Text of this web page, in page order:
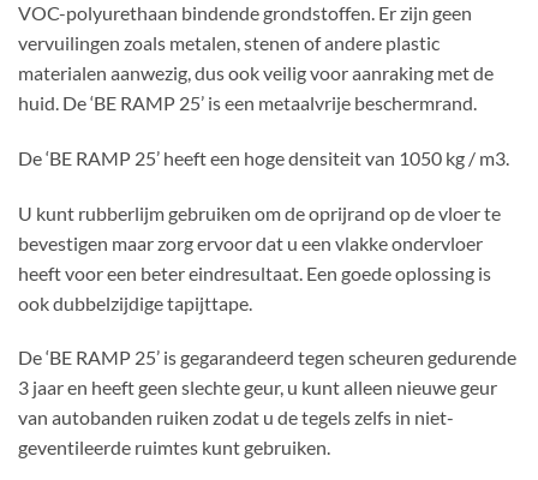
VOC-polyurethaan bindende grondstoffen. Er zijn geen
vervuilingen zoals metalen, stenen of andere plastic
materialen aanwezig, dus ook veilig voor aanraking met de
huid. De ‘BE RAMP 25’ is een metaalvrije beschermrand.
De ‘BE RAMP 25’ heeft een hoge densiteit van 1050 kg / m3.
U kunt rubberlijm gebruiken om de oprijrand op de vloer te
bevestigen maar zorg ervoor dat u een vlakke ondervloer
heeft voor een beter eindresultaat. Een goede oplossing is
ook dubbelzijdige tapijttape.
De ‘BE RAMP 25’ is gegarandeerd tegen scheuren gedurende
3 jaar en heeft geen slechte geur, u kunt alleen nieuwe geur
van autobanden ruiken zodat u de tegels zelfs in niet-
geventileerde ruimtes kunt gebruiken.